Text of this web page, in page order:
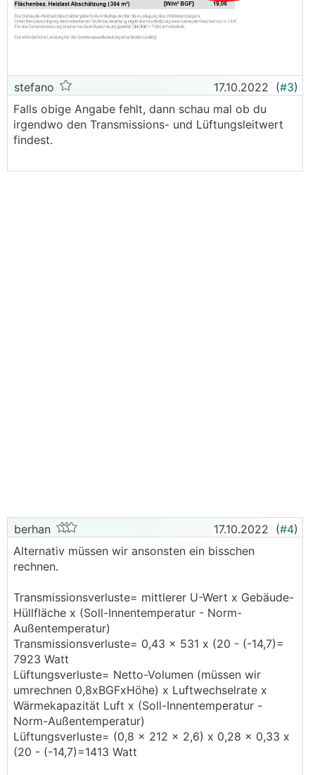
stefano 17.10.2022 (#3)
Falls obige Angabe fehlt, dann schau mal ob du
irgendwo den Transmissions- und Lüftungsleitwert
findest.
berhan 17.10.2022 (#4)
Alternativ müssen wir ansonsten ein bisschen
rechnen.
Transmissionsverluste= mittlerer U-Wert x Gebäude-
Hüllfläche x (Soll-Innentemperatur - Norm-
Außentemperatur)
Transmissionsverluste= 0,43 x 531 x (20 - (-14,7)=
7923 Watt
Lüftungsverluste= Netto-Volumen (müssen wir
umrechnen 0,8xBGFxHöhe) x Luftwechselrate x
Wärmekapazität Luft x (Soll-Innentemperatur -
Norm-Außentemperatur)
Lüftungsverluste= (0,8 x 212 x 2,6) x 0,28 x 0,33 x
(20 - (-14,7)=1413 Watt